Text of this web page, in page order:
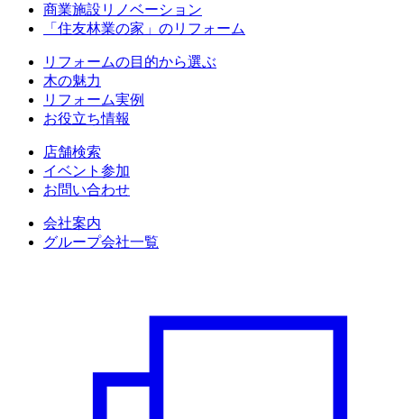
商業施設リノベーション
「住友林業の家」のリフォーム
リフォームの目的から選ぶ
木の魅力
リフォーム実例
お役立ち情報
店舗検索
イベント参加
お問い合わせ
会社案内
グループ会社一覧